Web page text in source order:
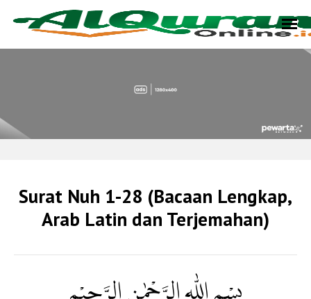
Surat Nuh 1-28 (Bacaan Lengkap,
Arab Latin dan Terjemahan)